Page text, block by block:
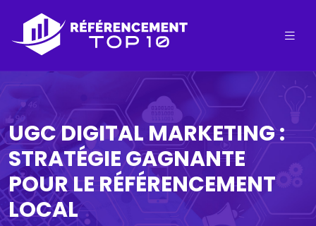
UGC DIGITAL MARKETING :
STRATÉGIE GAGNANTE
POUR LE RÉFÉRENCEMENT
LOCAL